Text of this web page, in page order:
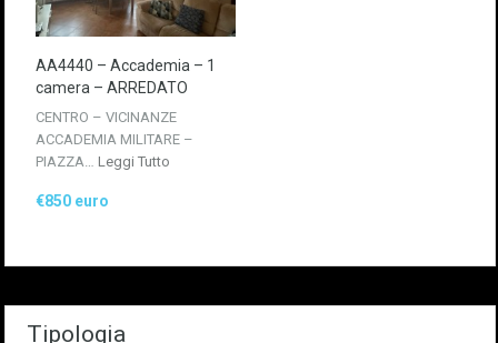
AA4440 – Accademia – 1
camera – ARREDATO
CENTRO – VICINANZE
ACCADEMIA MILITARE –
PIAZZA… Leggi Tutto
€850 euro
Tipologia